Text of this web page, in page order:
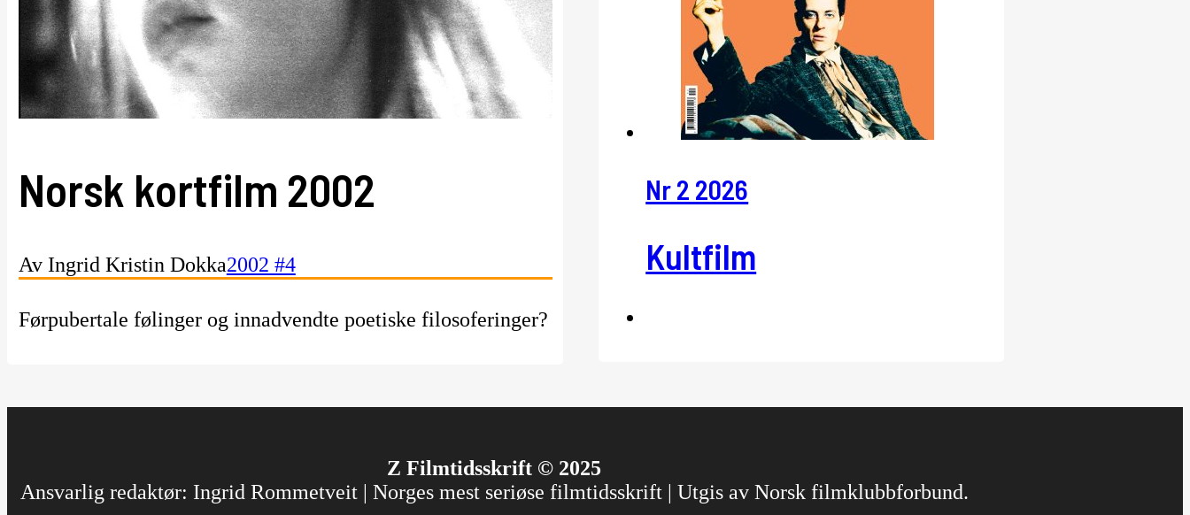
Norsk kortfilm 2002
Av Ingrid Kristin Dokka2002 #4
Førpubertale følinger og innadvendte poetiske filosoferinger?
Nr 2 2026
Kultfilm
Z Filmtidsskrift © 2025
Ansvarlig redaktør: Ingrid Rommetveit | Norges mest seriøse filmtidsskrift | Utgis av Norsk filmklubbforbund.